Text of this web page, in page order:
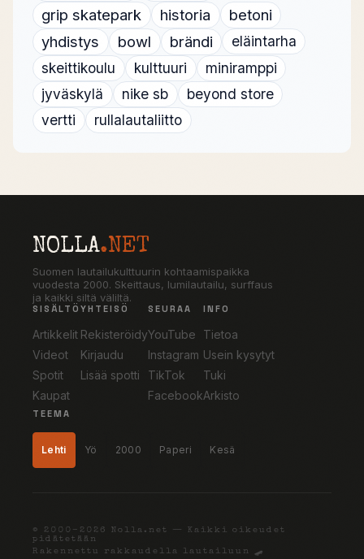
grip skatepark historia
betoni
yhdistys
bowl brändi
eläintarha
skeittikoulu
kulttuuri
miniramppi
jyväskylä
nike sb
beyond store
vertti
rullalautaliitto
NOLLA.NET
Suomen lautailukulttuurin kohtaamispaikka
vuodesta 2000. Skeittaus, lumilautailu, surffaus
ja kaikki siltä väliltä.
SISÄLTÖ
Artikkelit
Videot
Spotit
Kaupat
YHTEISÖ
Rekisteröidy
Kirjaudu
Lisää spotti
SEURAA
YouTube
Instagram
TikTok
Facebook
INFO
Tietoa
Usein kysytyt
Tuki
Arkisto
TEEMA
Lehti Yö 2000 Paperi Kesä
© 2000–2026 Nolla.net — Kaikki oikeudet
pidätetään
Rakennettu rakkaudella lautailuun 🛹